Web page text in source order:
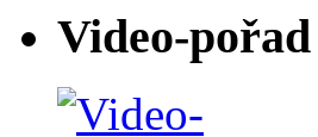
Video-